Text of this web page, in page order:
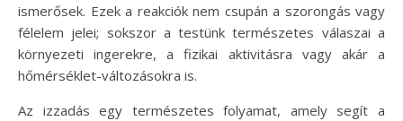
ismerősek. Ezek a reakciók nem csupán a szorongás vagy
félelem jelei; sokszor a testünk természetes válaszai a
környezeti ingerekre, a fizikai aktivitásra vagy akár a
hőmérséklet-változásokra is.
Az izzadás egy természetes folyamat, amely segít a